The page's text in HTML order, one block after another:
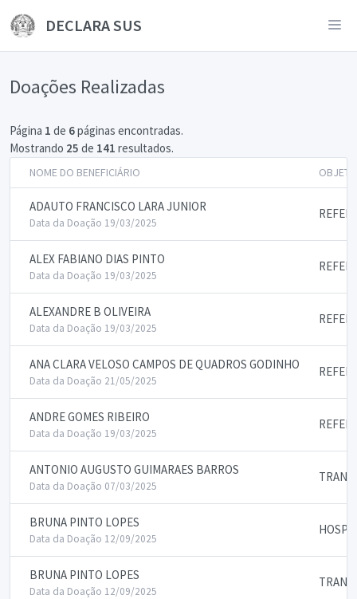
DECLARA SUS
Doações Realizadas
Página 1 de 6páginas encontradas.
Mostrando 25 de 141 resultados.
NOME DO BENEFICIÁRIO
ADAUTO FRANCISCO LARA JUNIOR
Data da Doação 19/03/2025
ALEX FABIANO DIAS PINTO
Data da Doação 19/03/2025
ALEXANDRE B OLIVEIRA
Data da Doação 19/03/2025
ANA CLARA VELOSO CAMPOS DE QUADROS GODINHO
Data da Doação 21/05/2025
ANDRE GOMES RIBEIRO
Data da Doação 19/03/2025
ANTONIO AUGUSTO GUIMARAES BARROS
Data da Doação 07/03/2025
BRUNA PINTO LOPES
Data da Doação 12/09/2025
BRUNA PINTO LOPES
Data da Doação 12/09/2025